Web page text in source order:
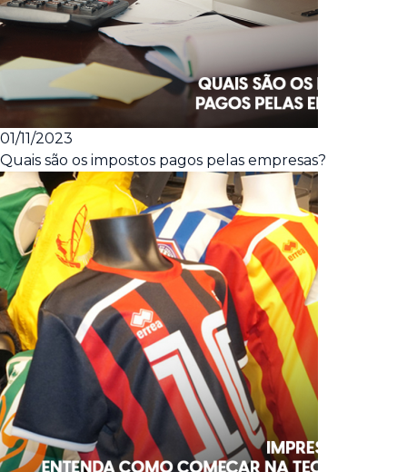
01/11/2023
Quais são os impostos pagos pelas empresas?